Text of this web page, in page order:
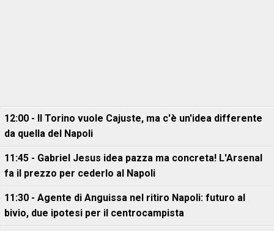
12:00 - Il Torino vuole Cajuste, ma c'è un'idea differente
da quella del Napoli
11:45 - Gabriel Jesus idea pazza ma concreta! L'Arsenal
fa il prezzo per cederlo al Napoli
11:30 - Agente di Anguissa nel ritiro Napoli: futuro al
bivio, due ipotesi per il centrocampista